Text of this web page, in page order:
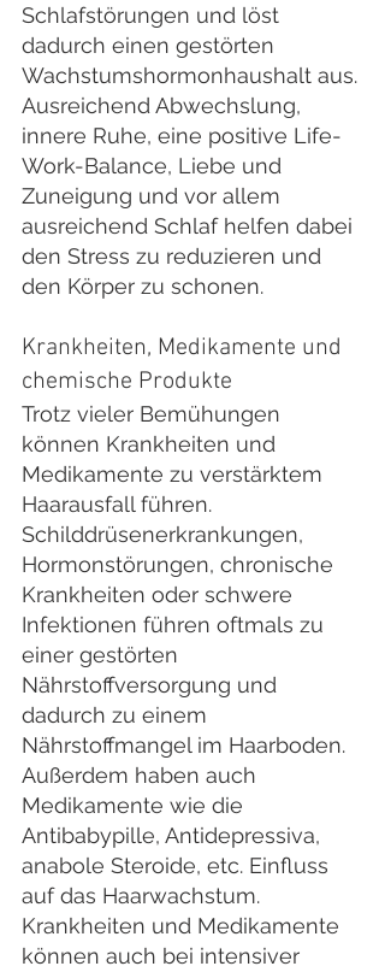
Schlafstörungen und löst
dadurch einen gestörten
Wachstumshormonhaushalt aus.
Ausreichend Abwechslung,
innere Ruhe, eine positive Life-
Work-Balance, Liebe und
Zuneigung und vor allem
ausreichend Schlaf helfen dabei
den Stress zu reduzieren und
den Körper zu schonen.
Krankheiten, Medikamente und
chemische Produkte
Trotz vieler Bemühungen
können Krankheiten und
Medikamente zu verstärktem
Haarausfall führen.
Schilddrüsenerkrankungen,
Hormonstörungen, chronische
Krankheiten oder schwere
Infektionen führen oftmals zu
einer gestörten
Nährstoffversorgung und
dadurch zu einem
Nährstoffmangel im Haarboden.
Außerdem haben auch
Medikamente wie die
Antibabypille, Antidepressiva,
anabole Steroide, etc. Einfluss
auf das Haarwachstum.
Krankheiten und Medikamente
können auch bei intensiver